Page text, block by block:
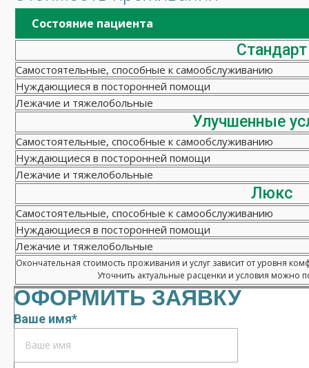
Состояние пациента
Стандарт
Самостоятельные, способные к самообслуживанию
Нуждающиеся в посторонней помощи
Лежачие и тяжелобольные
Улучшенные
Самостоятельные, способные к самообслуживанию
Нуждающиеся в посторонней помощи
Лежачие и тяжелобольные
Люкс
Самостоятельные, способные к самообслуживанию
Нуждающиеся в посторонней помощи
Лежачие и тяжелобольные
Окончательная стоимость проживания и услуг зависит от уровня
Уточнить актуальные расценки и условия можно
ОФОРМИТЬ ЗАЯВКУ
Ваше имя*